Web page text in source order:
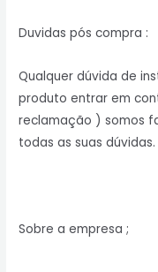
Duvidas pós compra :
Qualquer dúvida de
produto entrar em
reclamação ) somos
todas as suas dúvidas.
Sobre a empresa ;